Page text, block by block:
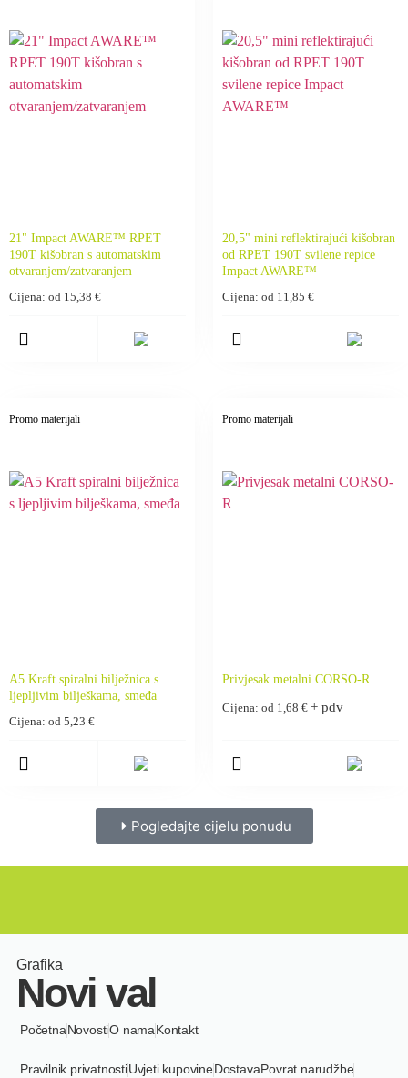
21" Impact AWARE™ RPET
190T kišobran s automatskim
otvaranjem/zatvaranjem
Cijena: od 15,38 €
20,5" mini reflektirajući kišobran
od RPET 190T svilene repice
Impact AWARE™
Cijena: od 11,85 €
Promo materijali
A5 Kraft spiralni bilježnica s
ljepljivim bilješkama, smeđa
Cijena: od 5,23 €
Promo materijali
Privjesak metalni CORSO-R
Cijena: od 1,68 € + pdv
Pogledajte cijelu ponudu
Grafika
Novi val
PočetnaNovostiO namaKontakt
Pravilnik privatnostiUvjeti kupovineDostavaPovrat narudžbe